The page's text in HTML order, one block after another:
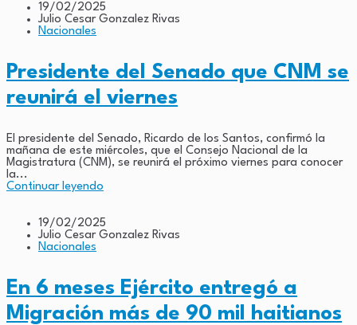
19/02/2025
Julio Cesar Gonzalez Rivas
Nacionales
Presidente del Senado que CNM se
reunirá el viernes
El presidente del Senado, Ricardo de los Santos, confirmó la
mañana de este miércoles, que el Consejo Nacional de la
Magistratura (CNM), se reunirá el próximo viernes para conocer
la...
Continuar leyendo
19/02/2025
Julio Cesar Gonzalez Rivas
Nacionales
En 6 meses Ejército entregó a
Migración más de 90 mil haitianos